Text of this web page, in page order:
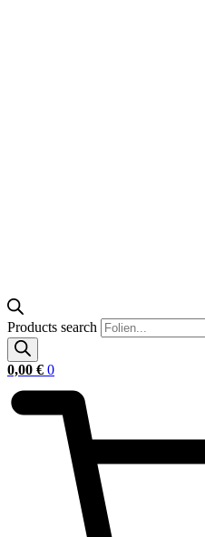
Products search
0,00 € 0